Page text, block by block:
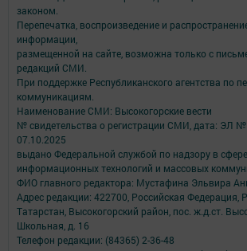
законом.
Перепечатка, воспроизведение и
информации,
размещенной на сайте, возможна только с
редакций СМИ.
При поддержке Республиканского агентства по
коммуникациям.
Наименование СМИ: Высокогорские вести
№ свидетельства о регистрации СМИ, дата: ЭЛ
07.10.2025
выдано Федеральной службой по надзору в
информационных технологий и массовых
ФИО главного редактора: Мустафина Эльвира
Адрес редакции: 422700, Российская Федерация,
Татарстан, Высокогорский район, пос. ж.д.ст.
Школьная, д. 16
Телефон редакции: (84365) 2-36-48